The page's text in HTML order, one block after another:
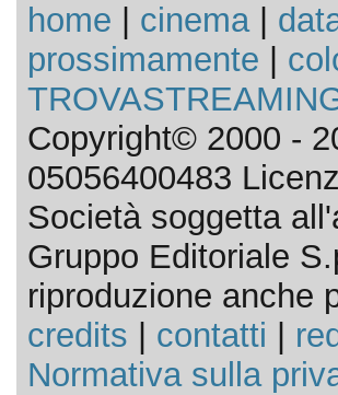
home cinema|
prossimamente
Copyright© 2000 -
05056400483
Società soggetta
Gruppo Editoriale
riproduzione anche
credits
contatti
Normativa sulla